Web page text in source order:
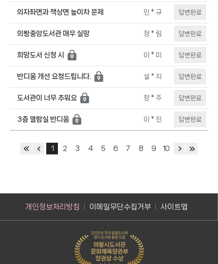
의자좌면과 책상면 높이차 문제 민 * 규 답변완료
의왕중앙도서관 매우 실망 정 * 림 답변완료
희망도서 신청 시 이 * 미 답변완료
반디움 개선 요청드립니다. 설 * 지 답변완료
도서관이 너무 추워요 장 * 주 답변완료
3층 열람실 반디움 이 * 진 답변완료
1 2 3 4 5 6 7 8 9 10
개인정보처리방침 이메일무단수집거부 사이트맵